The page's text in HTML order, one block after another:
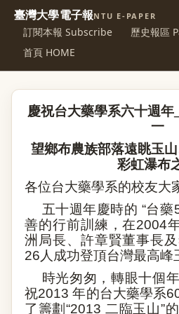
臺灣大學電子報NTU E-PAPER
訂閱本報 Subscribe
歷史報區
首頁 HOME
慶祝台大藥學系六十週年_
一
望鄉布農族部落遠眺玉
彩虹瀑布
各位台大藥學系的校友大
五十週年慶時的 “台藥
善的行前訓練，在2004
洲局長、許章賢董事長
26 人成功登頂台灣最高峰
時光匆匆，轉眼十個
祝2013年的台大藥學系
了籌劃“2013 二臨玉山”